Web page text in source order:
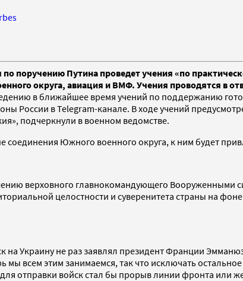
поручению Путина проведет учения «по
округа, авиация и ВМФ. Учения проводятся в
в ближайшее время учений по поддержанию
России в Telegram-канале. В ходе учений
подчеркнули в военном ведомстве.
соединения Южного военного округа, к ним будет
верховного главнокомандующего Вооруженными
целостности и суверенитета страны на
на Украину не раз заявлял президент Франции
мы всем этим занимаемся, так что исключать
отправки войск стал бы прорыв линии фронта или